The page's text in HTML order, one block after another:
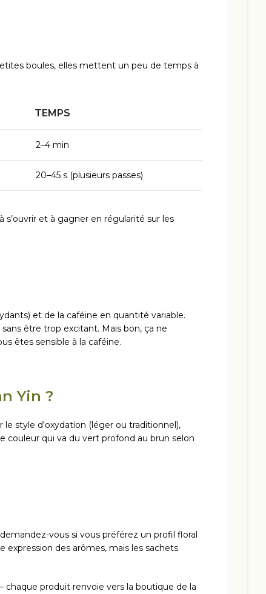
boules, elles mettent un peu de temps à
TEMPS
2–4 min
20–45 s (plusieurs passes)
s’ouvrir et à gagner en régularité sur les
et de la caféine en quantité variable.
être trop excitant. Mais bon, ça ne
êtes sensible à la caféine.
Yin ?
style d'oxydation (léger ou traditionnel),
couleur qui va du vert profond au brun selon
vous si vous préférez un profil floral
des arômes, mais les sachets
produit renvoie vers la boutique de la